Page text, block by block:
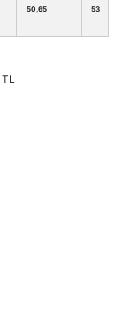
50,65 53
TL